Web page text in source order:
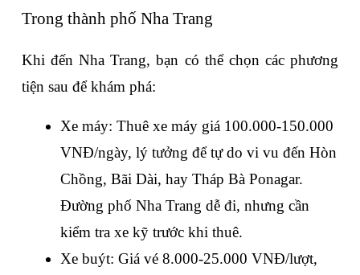
Trong thành phố Nha Trang
Khi đến Nha Trang, bạn có thể chọn các phương
tiện sau để khám phá:
Xe máy: Thuê xe máy giá 100.000-150.000
VNĐ/ngày, lý tưởng để tự do vi vu đến Hòn
Chồng, Bãi Dài, hay Tháp Bà Ponagar.
Đường phố Nha Trang dễ đi, nhưng cần
kiểm tra xe kỹ trước khi thuê.
Xe buýt: Giá vé 8.000-25.000 VNĐ/lượt,